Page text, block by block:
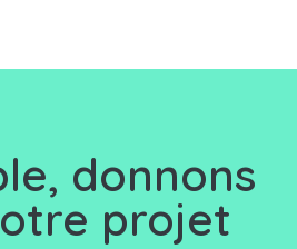
donnons
projet